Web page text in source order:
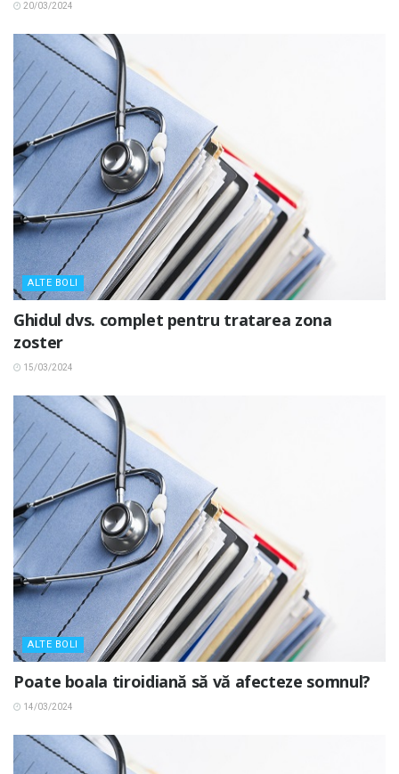
20/03/2024
ALTE BOLI
Ghidul dvs. complet pentru tratarea zona
zoster
15/03/2024
ALTE BOLI
Poate boala tiroidiană să vă afecteze somnul?
14/03/2024